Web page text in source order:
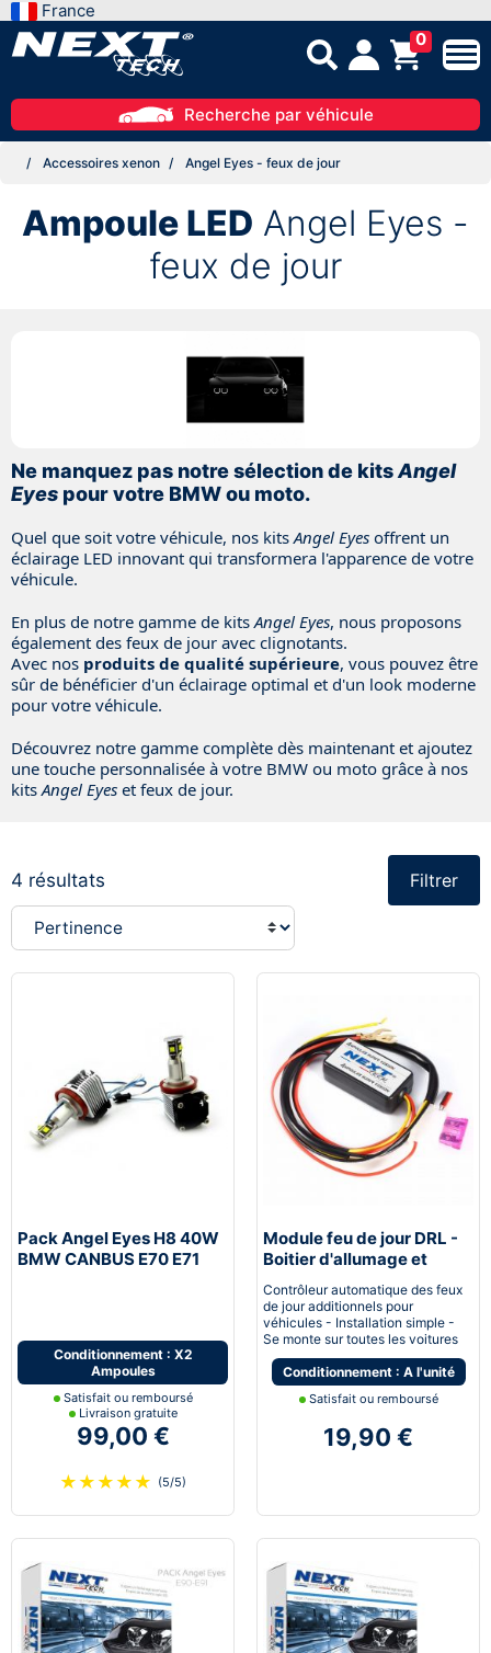
France
0
Recherche par véhicule
Accessoires xenon Angel Eyes - feux de jour
Ampoule LED Angel Eyes -
feux de jour
Ne manquez pas notre sélection de kitsAngel
Eyes pour votre BMW ou moto.
Quel que soit votre véhicule, nos kits Angel Eyes offrent un
éclairage LED innovant qui transformera l'apparence de votre
véhicule.
En plus de notre gamme de kits Angel Eyes, nous proposons
également des feux de jour avec clignotants.
Avec nos produits de qualité supérieure, vous pouvez être
sûr de bénéficier d'un éclairage optimal et d'un look moderne
pour votre véhicule.
Découvrez notre gamme complète dès maintenant et ajoutez
une touche personnalisée à votre BMW ou moto grâce à nos
kits Angel Eyes et feux de jour.
4 résultats Filtrer
Pack Angel Eyes H8 40W
BMW CANBUS E70 E71
Conditionnement : X2
Ampoules
Satisfait ou remboursé
Livraison gratuite
99,00 €
★ ★ ★ ★ ★ (5/5)
Module feu de jour DRL -
Boitier d'allumage et
extinction automatique
pour feux de jour Led
Contrôleur automatique des feux
de jour additionnels pour
véhicules - Installation simple -
Se monte sur toutes les voitures
Conditionnement : A l'unité
Satisfait ou remboursé
19,90 €